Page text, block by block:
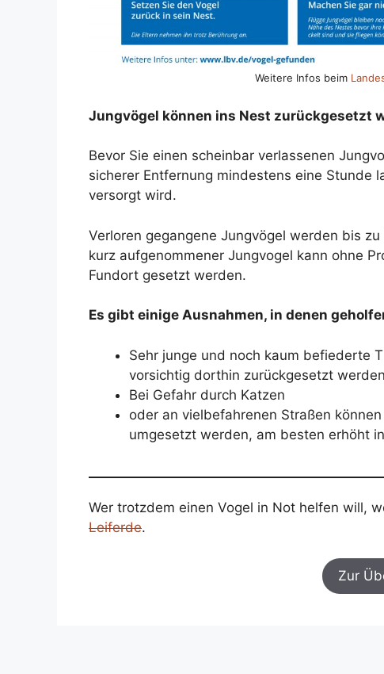
Weitere Infos beim
Jungvögel können ins Nest zurückgesetzt
Bevor Sie einen scheinbar verlassenen
sicherer Entfernung mindestens eine Stunde
versorgt wird.
Verloren gegangene Jungvögel werden bis
kurz aufgenommener Jungvogel kann ohne
Fundort gesetzt werden.
Es gibt einige Ausnahmen, in denen
Sehr junge und noch kaum befiederte
vorsichtig dorthin zurückgesetzt
Bei Gefahr durch Katzen
oder an vielbefahrenen Straßen
umgesetzt werden, am besten
Wer trotzdem einen Vogel in Not helfen will,
Leiferde.
Zur